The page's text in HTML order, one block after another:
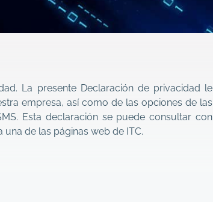
La presente Declaración de privacidad le
empresa, así como de las opciones de las
Esta declaración se puede consultar con
de las páginas web de ITC.